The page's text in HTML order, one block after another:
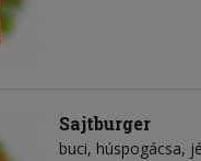
Sajtburger
buci húspogácsa